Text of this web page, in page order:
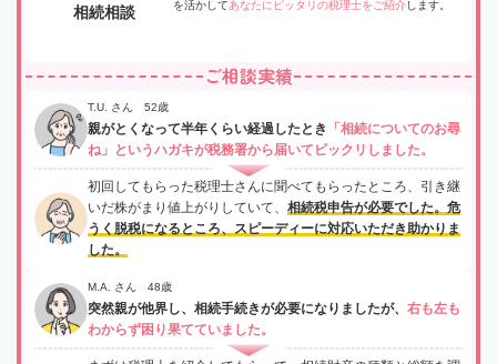
相続相談 を活かしてあなたにピッタリの税理士をご紹介 します。
ご相談実績
T.U. さん 52歳
親がとくなって半年くらい経過したとき
「相続についてのお尋
ね」というハガキが税務署から届いてビックリしました。
初回してもらった税理士さんに聞べてもらったところ、引き継
いだ株がまり値上がりしていて、 相続税申告が必要でした。危
うく脱税になるところ、スピーディーに対応いただき助かりま
した。
M.A. さん 48歳
突然親が他界し、相続手続きが必要になりましたが、 右も左も
わからず困り果てていました。